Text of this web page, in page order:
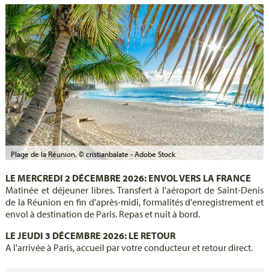
Plage de la Réunion. © cristianbalate - Adobe Stock
LE MERCREDI 2 DÉCEMBRE 2026: ENVOL VERS LA FRANCE
Matinée et déjeuner libres. Transfert à l'aéroport de Saint-Denis
de la Réunion en fin d'après-midi, formalités d'enregistrement et
envol à destination de Paris. Repas et nuit à bord.
LE JEUDI 3 DÉCEMBRE 2026: LE RETOUR
A l'arrivée à Paris, accueil par votre conducteur et retour direct.